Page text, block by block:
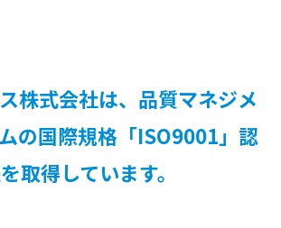
株式会社は、品質マネジメ
の国際規格「ISO9001」認
取得しています。